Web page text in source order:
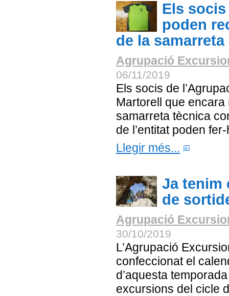
Els socis
poden
de la
Agrupació
06/11/2019
Els socis de
Martorell que
samarreta tècnica
de l’entitat poden
Llegir més...
Ja tenim
de
Agrupació
30/10/2019
L’Agrupació
confeccionat el
d’aquesta
excursions del cicle